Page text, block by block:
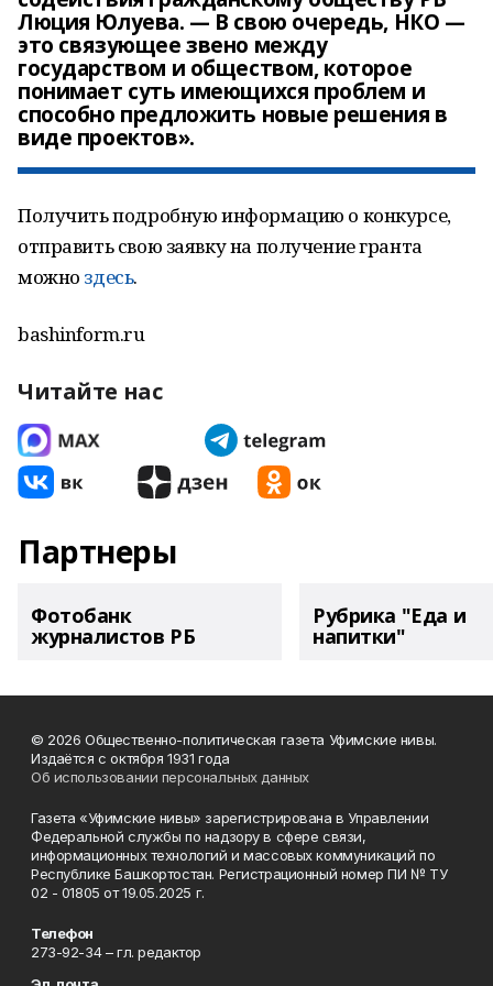
Люция Юлуева. — В свою очередь, НКО —
это связующее звено между
государством и обществом, которое
понимает суть имеющихся проблем и
способно предложить новые решения в
виде проектов».
Получить подробную информацию о конкурсе,
отправить свою заявку на получение гранта
можно здесь.
bashinform.ru
Читайте нас
Партнеры
Фотобанк
журналистов РБ
Рубрика "Еда и
напитки"
© 2026 Общественно-политическая газета Уфимские нивы.
Издаётся с октября 1931 года
Об использовании персональных данных
Газета «Уфимские нивы» зарегистрирована в Управлении
Федеральной службы по надзору в сфере связи,
информационных технологий и массовых коммуникаций по
Республике Башкортостан. Регистрационный номер ПИ № ТУ
02 - 01805 от 19.05.2025 г.
Телефон
273-92-34 – гл. редактор